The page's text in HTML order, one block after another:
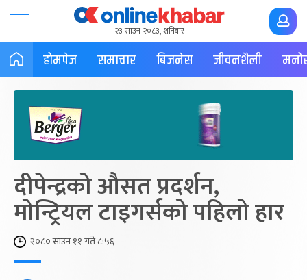
२३ साउन २०८३, शनिबार
होमपेज समाचार बिजनेस जीवनशैली
दीपेन्द्रको औसत प्रदर्शन,
मोन्ट्रियल टाइगर्सको पहिलो हार
२०८० साउन ११ गते ८:५६